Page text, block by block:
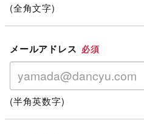
(全角文字)
メールアドレス 必須
(半角英数字)